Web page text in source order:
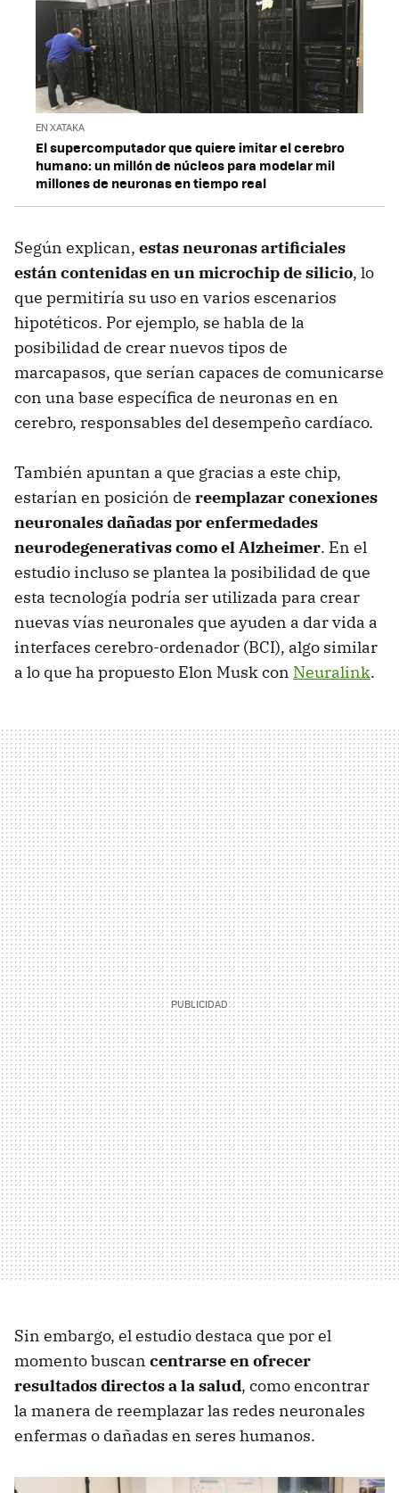
EN XATAKA
El supercomputador que quiere imitar el cerebro
humano: un millón de núcleos para modelar mil
millones de neuronas en tiempo real
Según explican, estas neuronas artificiales
están contenidas en un microchip de silicio, lo
que permitiría su uso en varios escenarios
hipotéticos. Por ejemplo, se habla de la
posibilidad de crear nuevos tipos de
marcapasos, que serían capaces de comunicarse
con una base específica de neuronas en en
cerebro, responsables del desempeño cardíaco.
También apuntan a que gracias a este chip,
estarían en posición de reemplazar conexiones
neuronales dañadas por enfermedades
neurodegenerativas como el Alzheimer. En el
estudio incluso se plantea la posibilidad de que
esta tecnología podría ser utilizada para crear
nuevas vías neuronales que ayuden a dar vida a
interfaces cerebro-ordenador (BCI), algo similar
a lo que ha propuesto Elon Musk con Neuralink.
Sin embargo, el estudio destaca que por el
momento buscan centrarse en ofrecer
resultados directos a la salud, como encontrar
la manera de reemplazar las redes neuronales
enfermas o dañadas en seres humanos.